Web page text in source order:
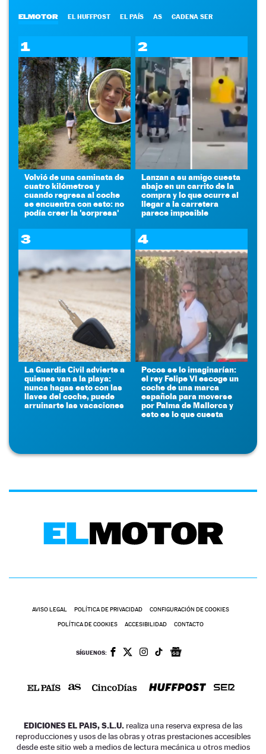
ELMOTOR EL HUFFPOST EL PAÍS AS CADENA SER
1
Volvió de una caminata de
cuatro kilómetros y
cuando regresa al coche
se encuentra con esto: no
podía creer la 'sorpresa'
2
Lanzan a su amigo cuesta
abajo en un carrito de la
compra y lo que ocurre al
llegar a la carretera
parece imposible
3
La Guardia Civil advierte a
quienes van a la playa:
nunca hagas esto con las
llaves del coche, puede
arruinarte las vacaciones
4
Pocos se lo imaginarían:
el rey Felipe VI escoge un
coche de una marca
española para moverse
por Palma de Mallorca y
esto es lo que cuesta
AVISO LEGAL POLÍTICA DE PRIVACIDAD CONFIGURACIÓN DE COOKIES
POLÍTICA DE COOKIES ACCESIBILIDAD CONTACTO
SÍGUENOS:
EDICIONES EL PAIS, S.L.U. realiza una reserva expresa de las
reproducciones y usos de las obras y otras prestaciones accesibles
desde este sitio web a medios de lectura mecánica u otros medios